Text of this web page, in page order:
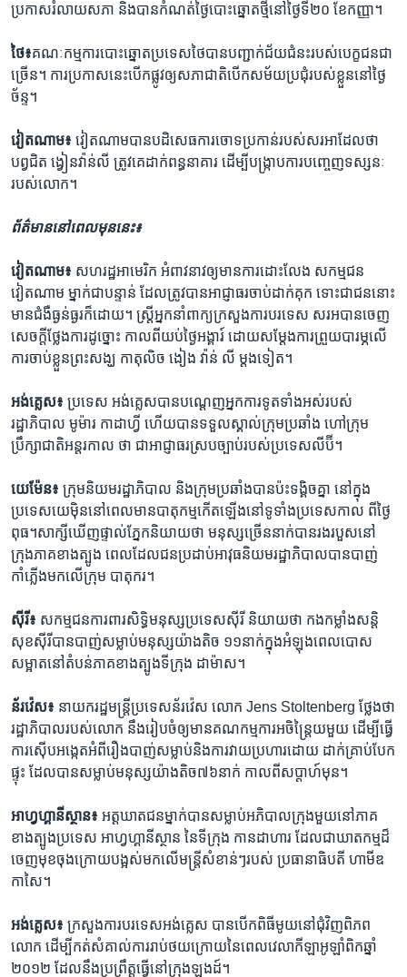
ប្រកាស​រំលាយ​សភា​ និង​បានកំណត់​ថ្ងៃបោះ​ឆ្នោត​ថ្មី​នៅថ្ងៃទី​២០​ ខែកញ្ញា។
ថៃ៖គណៈ​កម្មការ​បោះឆ្នោត​ប្រទេស​ថៃ​បាន​បញ្ជាក់​ជ័យ​ជំនះ​របស់​បេក្ខជន​ជា
ច្រើន។​ ការប្រកាស​នេះបើក​ផ្លូវ​ឲ្យសភា​ជាតិ​បើកសម័យ​ប្រជុំរបស់​ខ្លួន​នៅ​ថ្ងៃ
ច័ន្ទ។
វៀតណាម៖ វៀតណាម​បាន​បដិសេធ​ការ​ចោទ​ប្រកាន់​របស់​សរអា​ដែល​ថា​
បព្វជិត​ ង្វៀនវ៉ាន់លី ​ត្រូវគេ​ដាក់ពន្ធនាគារ​ ដើម្បី​បង្ក្រាប​ការ​បញ្ចេញ​ទស្សនៈ​
របស់​លោក។
ព័ត៌មាននៅពេលមុននេះ៖
វៀតណាម៖ សហរដ្ឋ​អាមេរិក ​អំពាវនាវ​ឲ្យ​មាន​ការ​ដោះ​លែង​ សកម្មជន​
វៀតណាម​ ម្នាក់​ជា​បន្ទាន់ ដែល​ត្រូវ​បាន​អាជ្ញាធរ​ចាប់​ដាក់​គុក ​ទោះ​ជា​ជន​នោះ​
មាន​ជំងឺ​ធ្ងន់ធ្ងរ​ក៏​ដោយ។ ​ស្រ្ដី​អ្នក​នាំពាក្យ​ក្រសួង​ការបរទេស​ សរអ​បាន​ចេញ​
សេចក្ដី​ថ្លែងការ​ដូច្នោះ​ កាល​ពី​យប់​ថ្ងៃ​អង្គារ៍ ដោយ​សម្តែង​ការ​ព្រួយបារម្ភ​លើ​
ការ​ចាប់​ខ្លួន​ព្រះសង្ឃ​ កាតុលិច​ ងៀង​ វ៉ាន់​ លី ម្ដង​ទៀត។
អង់គ្លេស៖ ប្រទេស​ អង់គ្លេស​បាន​បណ្ដេញ​អ្នក​ការទូត​ទាំង​អស់​របស់​
រដ្ឋាភិបាល​ មូម៉ារ ​កាដាហ្វី​ ហើយ​បាន​ទទួល​ស្គាល់​ក្រុម​ប្រឆាំង ​ហៅ​ក្រុម​
ប្រឹក្សា​ជាតិ​អន្ដរកាល ​ថា ​ជា​អាជ្ញាធរ​ស្រប​ច្បាប់​របស់​ប្រទេស​លីប៊ី។
យេម៉ែន៖ ក្រុម​និយម​រដ្ឋាភិបាល និង​ក្រុម​ប្រឆាំង​បាន​ប៉ះ​ទង្គិច​គ្នា​ នៅ​ក្នុង​
ប្រទេស​យេម៉ិននៅ​ពេល​មាន​បាតុកម្ម​កើត​ឡើង​នៅ​ទូទាំង​ប្រទេស​កាល​ ពី​ថ្ងៃ​
ពុធ។​សាក្សី​ឃើញ​ផ្ទាល់​ភ្នែក​និយាយ​ថា មនុស្ស​ច្រើន​នាក់​បាន​រង​របួស​នៅ​
ក្រុងភាគ​ខាង​ត្បូង​ ពេល​ដែល​ជន​ប្រដាប់​អាវុធ​និយម​រដ្ឋាភិបាល​បាន​បាញ់​
កាំភ្លើង​មក​លើ​ក្រុម​ បាតុករ។
ស៊ីរី៖ សកម្មជន​ការពារ​សិទ្ធិ​មនុស្សប្រទេសស៊ីរី និយាយ​ថា កងកម្លាំង​សន្ដិ
សុខ​ស៊ីរី​បាន​បាញ់​សម្លាប់​មនុស្ស​យ៉ាង​តិច ១១នាក់ក្នុង​អំឡុង​ពេល​បោស​
សម្អាត​នៅ​តំបន់​ភាគ​ខាង​ត្បូង​ទីក្រុង ដាម៉ាស។
ន័រវ៉េស៖ នាយក​រដ្ឋមន្ដ្រី​ប្រទេស​ន័រវ៉េស ​លោក ​Jens ​Stoltenberg ​ថ្លែង​ថា
រដ្ឋាភិបាល​របស់​លោក ​នឹង​រៀបចំ​ឲ្យ​មាន​គណកម្មការ​អចិន្ដ្រៃយ​មួយ ​ដើម្បី​ធ្វើ
ការ​ស៊ើប​អង្កេត​អំពី​រឿង​បាញ់​សម្លាប់​និង​ការ​វាយ​ប្រហារ​ដោយ ​ដាក់​គ្រាប់​បែក​
ផ្ទុះ​ ដែល​បាន​សម្លាប់​មនុស្ស​យ៉ាងតិច​៧៦​នាក់ ​កាល​ពី​សប្ដាហ៍​មុន។
អាហ្វហ្គានីស្ថាន៖ អត្ដឃាតជន​ម្នាក់​បាន​សម្លាប់​អភិបាល​ក្រុង​មួយ​នៅ​ភាគ​
ខាង​ត្បូង​ប្រទេស​ អាហ្វហ្គានីស្ថាន ​នៃ​ទី​ក្រុង ​កានដាហារ ​ដែល​ជា​ឃាតកម្ម​ដ៏
ចេញ​មុខ​ចុង​ក្រោយ​បង្អស់​មក​លើ​មន្ដ្រី​សំខាន់​ៗ​របស់​ ប្រធានាធិបតី ​ហាមីឌ ​
កាសៃ។
អង់គ្លេស៖ ក្រសួង​ការបរទេស​អង់គ្លេស ​បាន​បើក​ពិធី​មូយ​នៅ​ជុំវិញ​ពិភព​
លោក​ ដើម្បី​កត់​សំគាល់​ការ​រាប់​ថយ​ក្រោយ​នៃ​ពេល​វេលា​កីឡា​អូឡាំពិក​ឆ្នាំ​
២០១២ ​ដែល​នឹង​ប្រព្រឹត្ដ​ធ្វើ​នៅក្រុង​ឡុងដ៍។